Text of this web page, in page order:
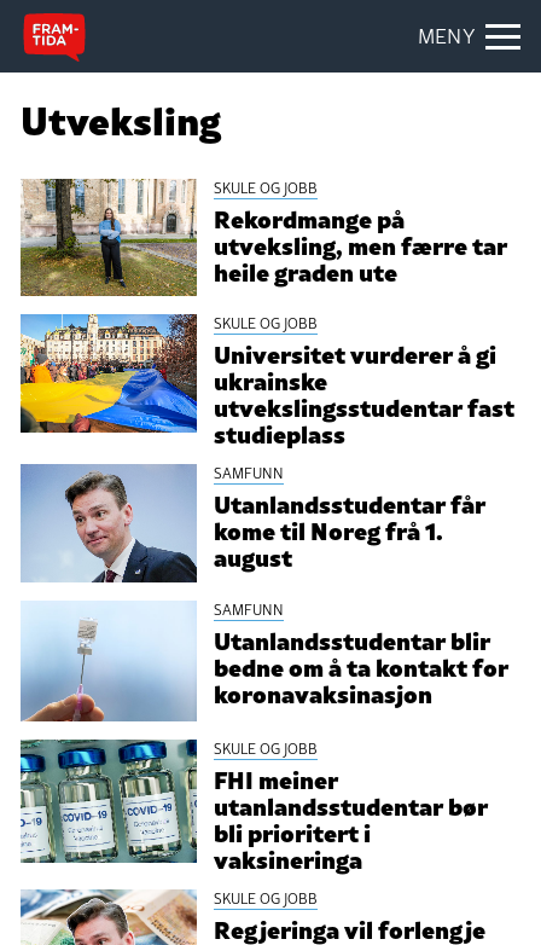
MENY
Utveksling
SKULE OG JOBB
Rekordmange på
utveksling, men færre tar
heile graden ute
SKULE OG JOBB
Universitet vurderer å gi
ukrainske
utvekslingsstudentar fast
studieplass
SAMFUNN
Utanlandsstudentar får
kome til Noreg frå 1.
august
SAMFUNN
Utanlandsstudentar blir
bedne om å ta kontakt for
koronavaksinasjon
SKULE OG JOBB
FHI meiner
utanlandsstudentar bør
bli prioritert i
vaksineringa
SKULE OG JOBB
Regjeringa vil forlengje